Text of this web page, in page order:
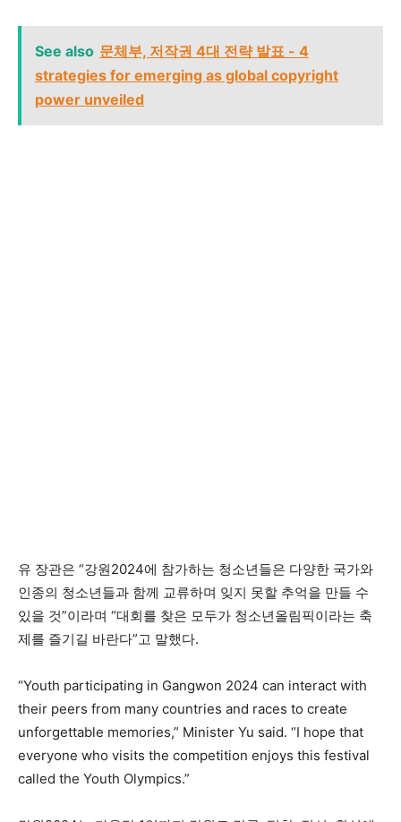
See also 문체부, 저작권 4대 전략 발표 - 4
strategies for emerging as global copyright
power unveiled
유 장관은 “강원2024에 참가하는 청소년들은 다양한 국가와
인종의 청소년들과 함께 교류하며 잊지 못할 추억을 만들 수
있을 것”이라며 “대회를 찾은 모두가 청소년올림픽이라는 축
제를 즐기길 바란다”고 말했다.
“Youth participating in Gangwon 2024 can interact with
their peers from many countries and races to create
unforgettable memories,” Minister Yu said. “I hope that
everyone who visits the competition enjoys this festival
called the Youth Olympics.”